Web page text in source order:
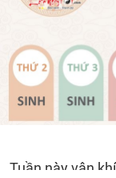
Tuần này vận